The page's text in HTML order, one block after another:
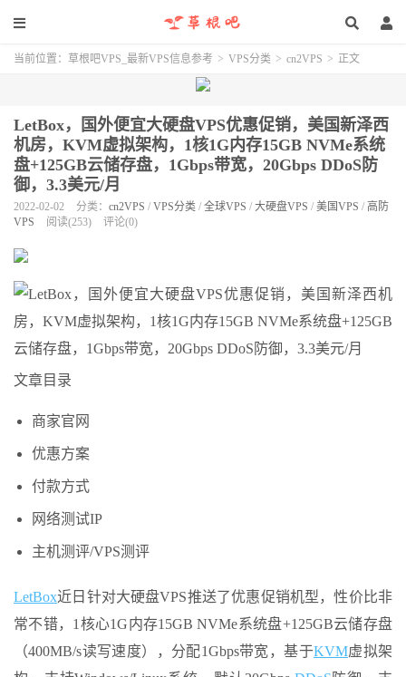
当前位置： 草根吧VPS_最新VPS信息参考 > VPS分类 > cn2VPS > 正文
LetBox，国外便宜大硬盘VPS优惠促销，美国新泽西
机房，KVM虚拟架构，1核1G内存15GB NVMe系统
盘+125GB云储存盘，1Gbps带宽，20Gbps DDoS防
御，3.3美元/月
2022-02-02 分类： cn2VPS / VPS分类 / 全球VPS / 大硬盘VPS / 美国VPS / 高防
VPS
阅读(253) 评论(0)
文章目录
商家官网
优惠方案
付款方式
网络测试IP
主机测评/VPS测评
LetBox近日针对大硬盘VPS推送了优惠促销机型，性价比非
常不错，1核心1G内存15GB NVMe系统盘+125GB云储存盘
（400MB/s读写速度），分配1Gbps带宽，基于KVM虚拟架